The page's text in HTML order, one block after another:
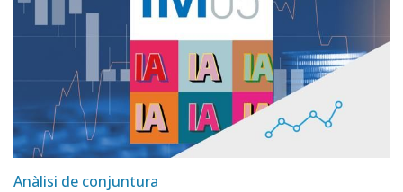
Anàlisi de conjuntura